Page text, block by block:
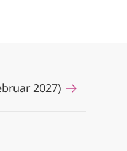
2027)